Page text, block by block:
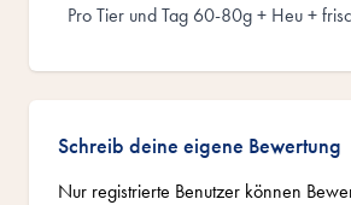
Pro Tier und Tag 60-80g + Heu +
Schreib deine eigene Bewertung
Nur registrierte Benutzer können